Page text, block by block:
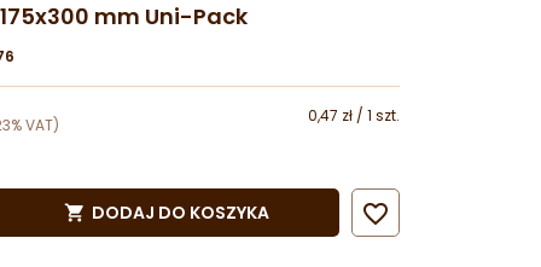
mm Uni-Pack
VAT) 0,47 zł / 1 szt.
 DODAJ DO KOSZYKA 